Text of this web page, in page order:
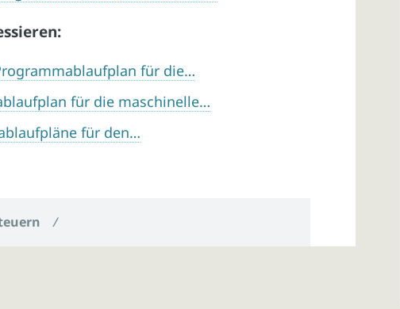
für die…
für die maschinelle…
für den…
/